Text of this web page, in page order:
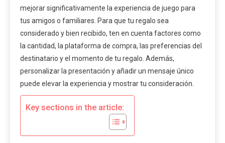
mejorar significativamente la experiencia de juego para
tus amigos o familiares. Para que tu regalo sea
considerado y bien recibido, ten en cuenta factores como
la cantidad, la plataforma de compra, las preferencias del
destinatario y el momento de tu regalo. Además,
personalizar la presentación y añadir un mensaje único
puede elevar la experiencia y mostrar tu consideración.
Key sections in the article: